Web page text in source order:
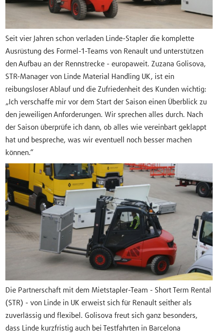
Seit vier Jahren schon verladen Linde-Stapler die komplette
Ausrüstung des Formel-1-Teams von Renault und unterstützen
den Aufbau an der Rennstrecke - europaweit. Zuzana Golisova,
STR-Manager von Linde Material Handling UK, ist ein
reibungsloser Ablauf und die Zufriedenheit des Kunden wichtig:
„Ich verschaffe mir vor dem Start der Saison einen Überblick zu
den jeweiligen Anforderungen. Wir sprechen alles durch. Nach
der Saison überprüfe ich dann, ob alles wie vereinbart geklappt
hat und bespreche, was wir eventuell noch besser machen
können.“
Die Partnerschaft mit dem Mietstapler-Team - Short Term Rental
(STR) - von Linde in UK erweist sich für Renault seither als
zuverlässig und flexibel. Golisova freut sich ganz besonders,
dass Linde kurzfristig auch bei Testfahrten in Barcelona